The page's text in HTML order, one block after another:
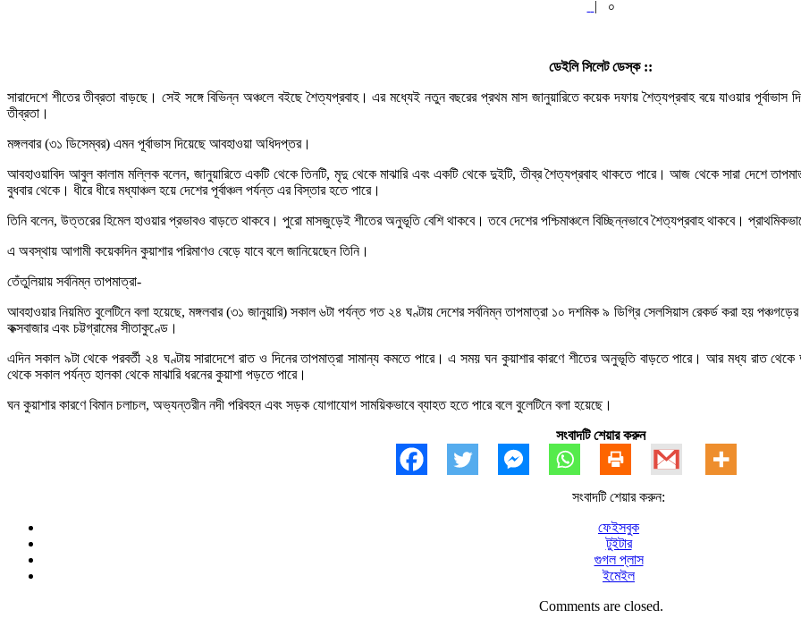
| ০
ডেইলি সিলেট ডেস্ক ::
সারাদেশে শীতের তীব্রতা বাড়ছে। সেই সঙ্গে বিভিন্ন অঞ্চলে বইছে শৈত্যপ্রবাহ। এর মধ্যেই নতুন বছরের প্রথম মাস জানুয়ারিতে কয়েক দফায় শৈত্যপ্রবাহ বয়ে যাওয়ার
তীব্রতা।
মঙ্গলবার (৩১ ডিসেম্বর) এমন পূর্বাভাস দিয়েছে আবহাওয়া অধিদপ্তর।
আবহাওয়াবিদ আবুল কালাম মল্লিক বলেন, জানুয়ারিতে একটি থেকে তিনটি, মৃদু থেকে মাঝারি এবং একটি থেকে দুইটি, তীব্র শৈত্যপ্রবাহ থাকতে পারে। আজ থেকে সারা দেশে
বুধবার থেকে। ধীরে ধীরে মধ্যাঞ্চল হয়ে দেশের পূর্বাঞ্চল পর্যন্ত এর বিস্তার হতে পারে।
তিনি বলেন, উত্তরের হিমেল হাওয়ার প্রভাবও বাড়তে থাকবে। পুরো মাসজুড়েই শীতের অনুভূতি বেশি থাকবে। তবে দেশের পশ্চিমাঞ্চলে বিচ্ছিন্নভাবে শৈত্যপ্রবাহ থাকবে।
এ অবস্থায় আগামী কয়েকদিন কুয়াশার পরিমাণও বেড়ে যাবে বলে জানিয়েছেন তিনি।
তেঁতুলিয়ায় সর্বনিম্ন তাপমাত্রা-
আবহাওয়ার নিয়মিত বুলেটিনে বলা হয়েছে, মঙ্গলবার (৩১ জানুয়ারি) সকাল ৬টা পর্যন্ত গত ২৪ ঘণ্টায় দেশের সর্বনিম্ন তাপমাত্রা ১০ দশমিক ৯ ডিগ্রি সেলসিয়াস রেকর্ড করা হয়
কক্সবাজার এবং চট্টগ্রামের সীতাকুণ্ডে।
এদিন সকাল ৯টা থেকে পরবর্তী ২৪ ঘণ্টায় সারাদেশে রাত ও দিনের তাপমাত্রা সামান্য কমতে পারে। এ সময় ঘন কুয়াশার কারণে শীতের অনুভূতি বাড়তে পারে। আর মধ্য রাত
থেকে সকাল পর্যন্ত হালকা থেকে মাঝারি ধরনের কুয়াশা পড়তে পারে।
ঘন কুয়াশার কারণে বিমান চলাচল, অভ্যন্তরীন নদী পরিবহন এবং সড়ক যোগাযোগ সাময়িকভাবে ব্যাহত হতে পারে বলে বুলেটিনে বলা হয়েছে।
সংবাদটি শেয়ার করুন
সংবাদটি শেয়ার করুন:
ফেইসবুক
টুইটার
গুগল প্লাস
ইমেইল
Comments are closed.